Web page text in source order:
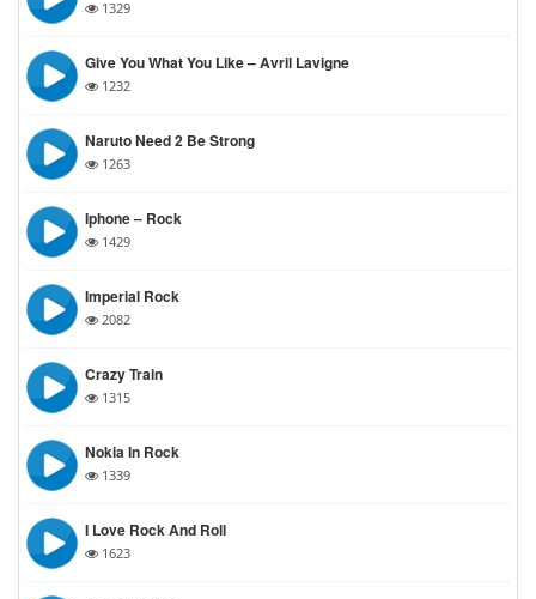
1329
Give You What You Like – Avril Lavigne
1232
Naruto Need 2 Be Strong
1263
Iphone – Rock
1429
Imperial Rock
2082
Crazy Train
1315
Nokia In Rock
1339
I Love Rock And Roll
1623